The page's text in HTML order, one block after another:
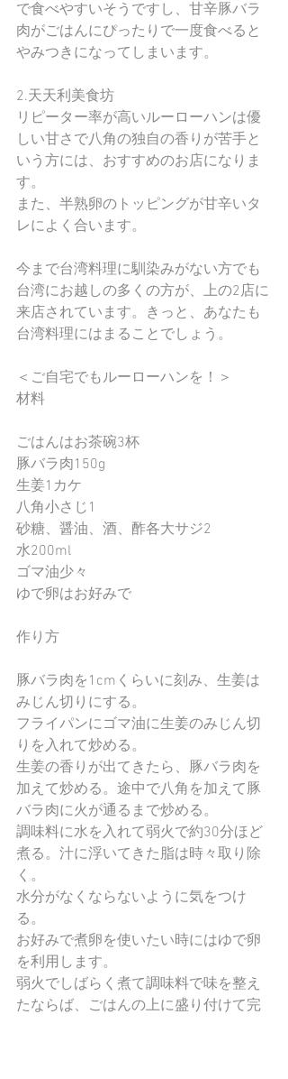
で食べやすいそうですし、甘辛豚バラ
肉がごはんにぴったりで一度食べると
やみつきになってしまいます。
2.天天利美食坊
リピーター率が高いルーローハンは優
しい甘さで八角の独自の香りが苦手と
いう方には、おすすめのお店になりま
す。
また、半熟卵のトッピングが甘辛いタ
レによく合います。
今まで台湾料理に馴染みがない方でも
台湾にお越しの多くの方が、上の2店に
来店されています。きっと、あなたも
台湾料理にはまることでしょう。
＜ご自宅でもルーローハンを！＞
材料
ごはんはお茶碗3杯
豚バラ肉150g
生姜1カケ
八角小さじ1
砂糖、醤油、酒、酢各大サジ2
水200ml
ゴマ油少々
ゆで卵はお好みで
作り方
豚バラ肉を1cmくらいに刻み、生姜は
みじん切りにする。
フライパンにゴマ油に生姜のみじん切
りを入れて炒める。
生姜の香りが出てきたら、豚バラ肉を
加えて炒める。途中で八角を加えて豚
バラ肉に火が通るまで炒める。
調味料に水を入れて弱火で約30分ほど
煮る。汁に浮いてきた脂は時々取り除
く。
水分がなくならないように気をつけ
る。
お好みで煮卵を使いたい時にはゆで卵
を利用します。
弱火でしばらく煮て調味料で味を整え
たならば、ごはんの上に盛り付けて完